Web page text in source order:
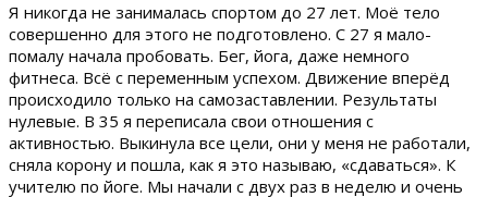
Я никогда не занималась спортом до 27 лет. Моё тело
совершенно для этого не подготовлено. С 27 я мало-
помалу начала пробовать. Бег, йога, даже немного
фитнеса. Всё с переменным успехом. Движение вперёд
происходило только на самозаставлении. Результаты
нулевые. В 35 я переписала свои отношения с
активностью. Выкинула все цели, они у меня не работали,
сняла корону и пошла, как я это называю, «сдаваться». К
учителю по йоге. Мы начали с двух раз в неделю и очень